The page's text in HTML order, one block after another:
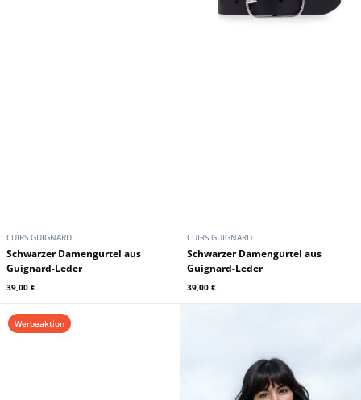
CUIRS GUIGNARD
Schwarzer Damengurtel aus
Guignard-Leder
39,00 €
CUIRS GUIGNARD
Schwarzer Damengurtel aus
Guignard-Leder
39,00 €
Werbeaktion